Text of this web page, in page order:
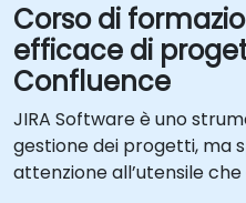
Corso di
efficace di
Confluence
JIRA Software è uno
gestione dei progetti, ma
attenzione all’utensile